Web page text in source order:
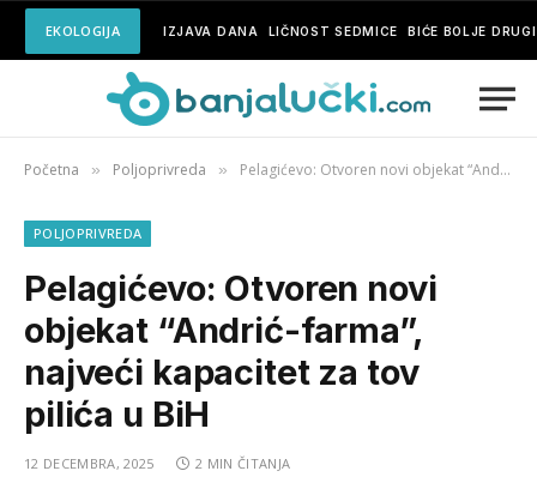
EKOLOGIJA IZJAVA DANA LIČNOST SEDMICE BIĆE BOLJE
Početna » Poljoprivreda » Pelagićevo: Otvoren novi objekat “Andrić-farma”, najveći kapacitet za tov pilića u BiH
POLJOPRIVREDA
Pelagićevo: Otvoren novi
objekat “Andrić-farma”,
najveći kapacitet za tov
pilića u BiH
12 DECEMBRA, 2025 2 MIN ČITANJA